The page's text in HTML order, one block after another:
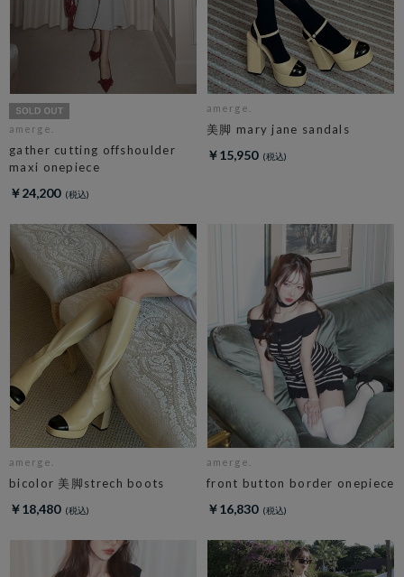
amerge.
gather cutting offshoulder
maxi onepiece
￥24,200
amerge.
美脚 mary jane sandals
￥15,950
amerge.
bicolor 美脚strech boots
￥18,480
amerge.
front button border onepiece
￥16,830